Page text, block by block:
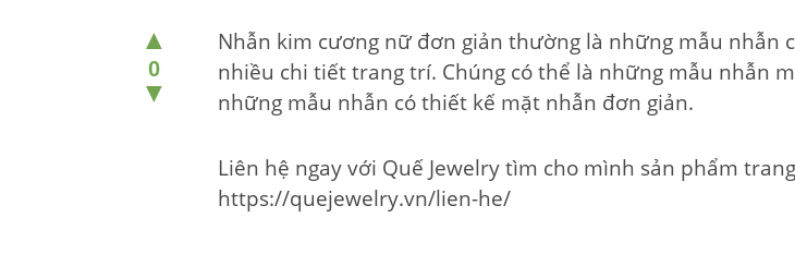
▲
0
▼
Nhẫn kim cương nữ đơn giản thường là những mẫu nhẫn
nhiều chi tiết trang trí. Chúng có thể là những mẫu nhẫn
những mẫu nhẫn có thiết kế mặt nhẫn đơn giản.
Liên hệ ngay với Quế Jewelry tìm cho mình sản phẩm
https://quejewelry.vn/lien-he/